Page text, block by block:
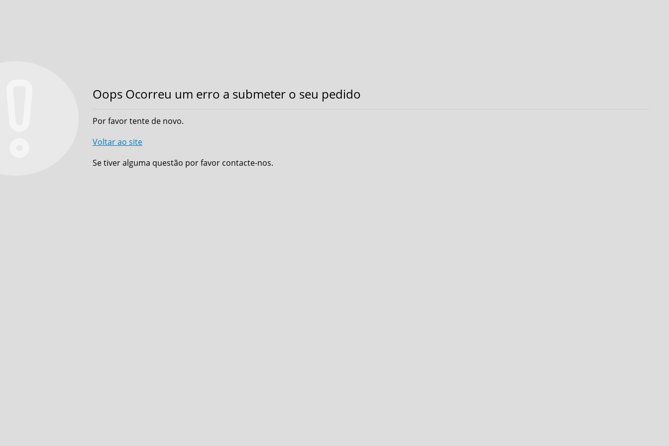
Oops Ocorreu um erro a submeter o seu pedido
Por favor tente de novo.
Voltar ao site
Se tiver alguma questão por favor contacte-nos.